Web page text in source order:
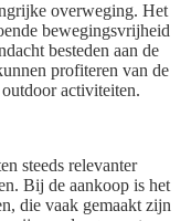
overweging. Het
bewegingsvrijheid
besteden aan de
profiteren van de
activiteiten.
steeds relevanter
Bij de aankoop is het
die vaak gemaakt zijn